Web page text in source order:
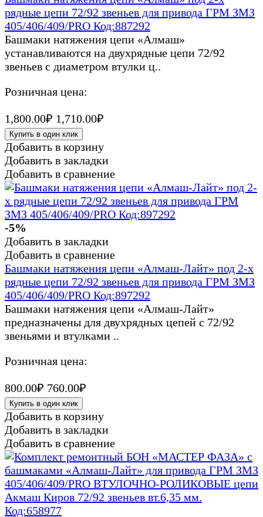
рядные цепи 72/92 звеньев для привода ГРМ ЗМЗ
405/406/409/PRO Код:887292
Башмаки натяжения цепи «Алмаш»
устанавливаются на двухрядные цепи 72/92
звеньев с диаметром втулки ц..
Розничная цена:
1,800.00₽ 1,710.00₽
Купить в один клик
Добавить в корзину
Добавить в закладки
Добавить в сравнение
-5%
Добавить в закладки
Добавить в сравнение
Башмаки натяжения цепи «Алмаш-Лайт» под 2-х
рядные цепи 72/92 звеньев для привода ГРМ ЗМЗ
405/406/409/PRO Код:897292
Башмаки натяжения цепи «Алмаш-Лайт»
предназначены для двухрядных цепей с 72/92
звеньями и втулками ..
Розничная цена:
800.00₽ 760.00₽
Купить в один клик
Добавить в корзину
Добавить в закладки
Добавить в сравнение